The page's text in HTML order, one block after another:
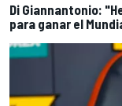
Di Giannantonio:
para ganar el